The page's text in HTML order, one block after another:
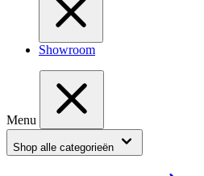
Showroom
Menu
Shop alle categorieën